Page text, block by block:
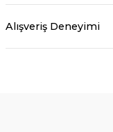
Alışveriş Deneyimi